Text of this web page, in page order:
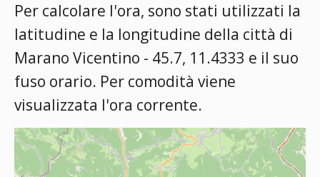
Per calcolare l'ora, sono stati utilizzati la
latitudine e la longitudine della città di
Marano Vicentino - 45.7, 11.4333 e il suo
fuso orario. Per comodità viene
visualizzata l'ora corrente.